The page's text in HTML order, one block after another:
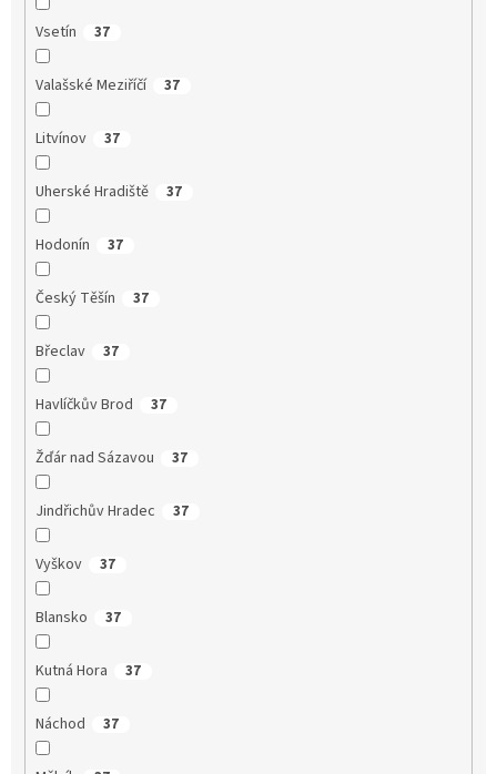
Vsetín 37
Valašské Meziříčí 37
Litvínov 37
Uherské Hradiště 37
Hodonín 37
Český Těšín 37
Břeclav 37
Havlíčkův Brod 37
Žďár nad Sázavou 37
Jindřichův Hradec 37
Vyškov 37
Blansko 37
Kutná Hora 37
Náchod 37